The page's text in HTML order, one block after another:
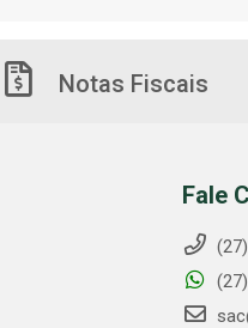
Notas Fiscais
Fale